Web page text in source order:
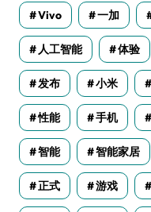
Vivo 一加
人工智能 体验
发布 小米
性能 手机
智能 智能家居
正式 游戏